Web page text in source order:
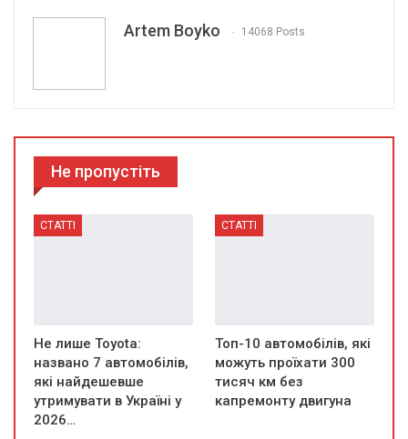
Artem Boyko 14068 Posts
Не пропустіть
СТАТТІ
Не лише Toyota:
названо 7 автомобілів,
які найдешевше
утримувати в Україні у
2026…
СТАТТІ
Топ-10 автомобілів, які
можуть проїхати 300
тисяч км без
капремонту двигуна